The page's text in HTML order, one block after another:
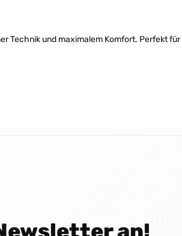
Technik und maximalem Komfort. Perfekt für